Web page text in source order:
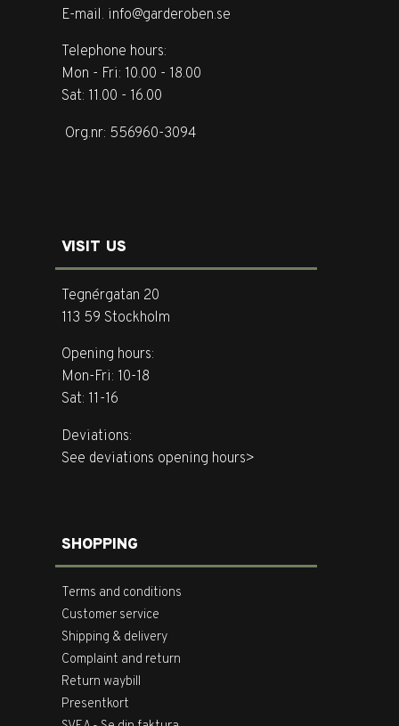
E-mail. info@garderoben.se
Telephone hours:
Mon - Fri: 10.00 - 18.00
Sat: 11.00 - 16.00
Org.nr: 556960-3094
VISIT US
Tegnérgatan 20
113 59 Stockholm
Opening hours:
Mon-Fri: 10-18
Sat: 11-16
Deviations:
See deviations opening hours>
SHOPPING
Terms and conditions
Customer service
Shipping & delivery
Complaint and return
Return waybill
Presentkort